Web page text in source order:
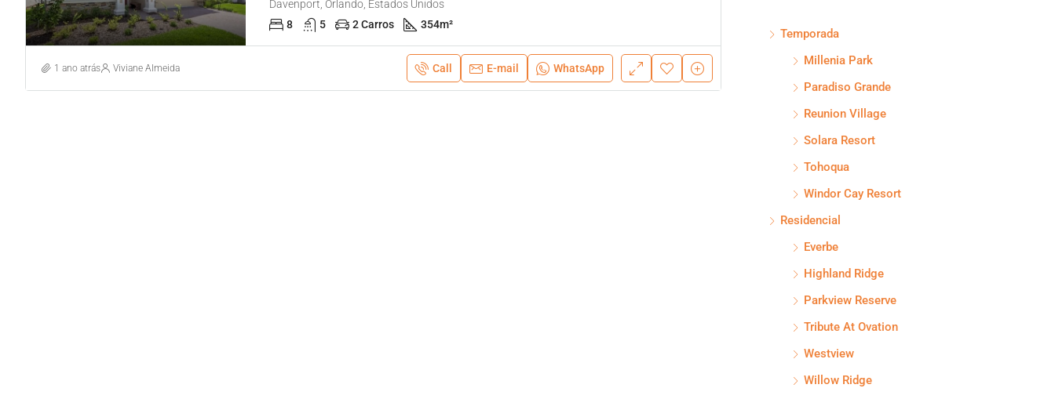
Davenport, Orlando, Estados Unidos
8
5 2 Carros 354m²
1 ano atrás Viviane Almeida Call E-mail WhatsApp
Temporada
Millenia Park
Paradiso Grande
Reunion Village
Solara Resort
Tohoqua
Windor Cay Resort
Residencial
Everbe
Highland Ridge
Parkview Reserve
Tribute At Ovation
Westview
Willow Ridge